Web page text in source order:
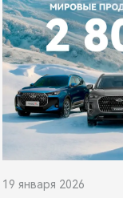
19 января 2026